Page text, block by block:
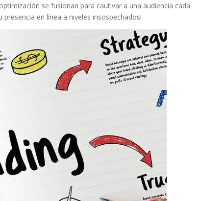
se​ fusionan para cautivar a una audiencia cada
en línea⁤ a ​niveles insospechados!
Gmail LinkedIn